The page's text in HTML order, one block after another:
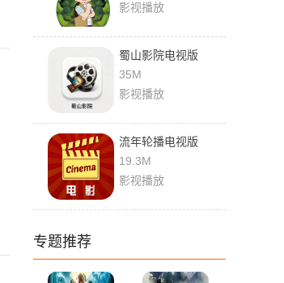
影视播放
蜀山影院电视版
35M
影视播放
流年轮播电视版
19.3M
影视播放
专题推荐